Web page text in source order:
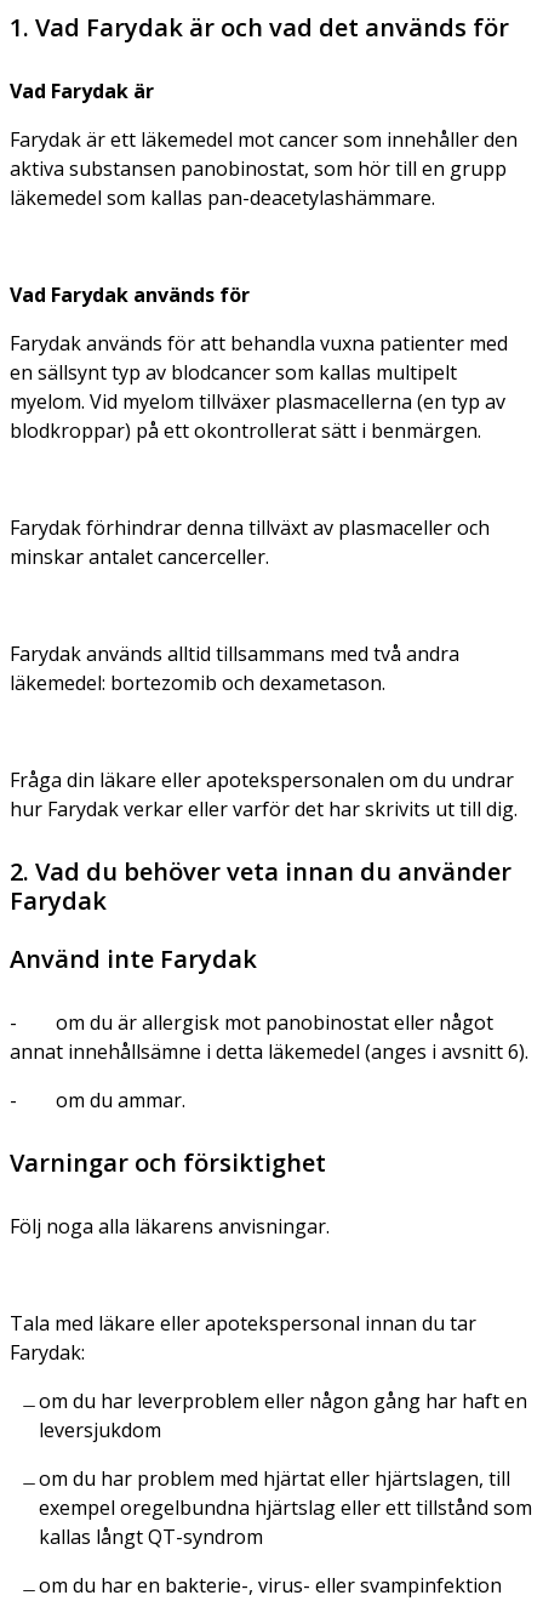
1. Vad Farydak är och vad det används för
Vad Farydak är
Farydak är ett läkemedel mot cancer som innehåller den
aktiva substansen panobinostat, som hör till en grupp
läkemedel som kallas pan-deacetylashämmare.
Vad Farydak används för
Farydak används för att behandla vuxna patienter med
en sällsynt typ av blodcancer som kallas multipelt
myelom. Vid myelom tillväxer plasmacellerna (en typ av
blodkroppar) på ett okontrollerat sätt i benmärgen.
Farydak förhindrar denna tillväxt av plasmaceller och
minskar antalet cancerceller.
Farydak används alltid tillsammans med två andra
läkemedel: bortezomib och dexametason.
Fråga din läkare eller apotekspersonalen om du undrar
hur Farydak verkar eller varför det har skrivits ut till dig.
2. Vad du behöver veta innan du använder
Farydak
Använd inte Farydak
- om du är allergisk mot panobinostat eller något
annat innehållsämne i detta läkemedel (anges i avsnitt 6).
- om du ammar.
Varningar och försiktighet
Följ noga alla läkarens anvisningar.
Tala med läkare eller apotekspersonal innan du tar
Farydak:
om du har leverproblem eller någon gång har haft en
leversjukdom
om du har problem med hjärtat eller hjärtslagen, till
exempel oregelbundna hjärtslag eller ett tillstånd som
kallas långt QT-syndrom
om du har en bakterie-, virus- eller svampinfektion